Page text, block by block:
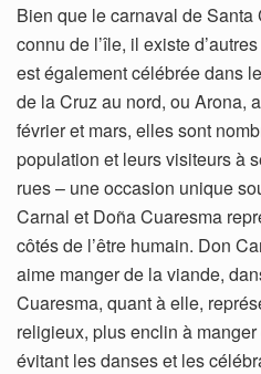
Bien que le carnaval de
connu de l’île, il existe
est également célébrée dans
de la Cruz au nord, ou Arona,
février et mars, elles sont
population et leurs visiteurs à
rues – une occasion unique
Carnal et Doña Cuaresma
côtés de l’être humain. Don
aime manger de la viande,
Cuaresma, quant à elle,
religieux, plus enclin à
évitant les danses et les